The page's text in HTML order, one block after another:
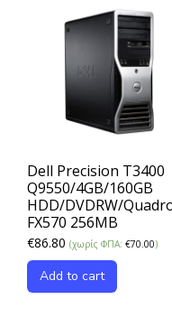
Dell Precision T3400
Q9550/4GB/160GB
HDD/DVDRW/
FX570 256MB
€86.80 (χωρίς ΦΠΑ: €70.00)
Add to cart